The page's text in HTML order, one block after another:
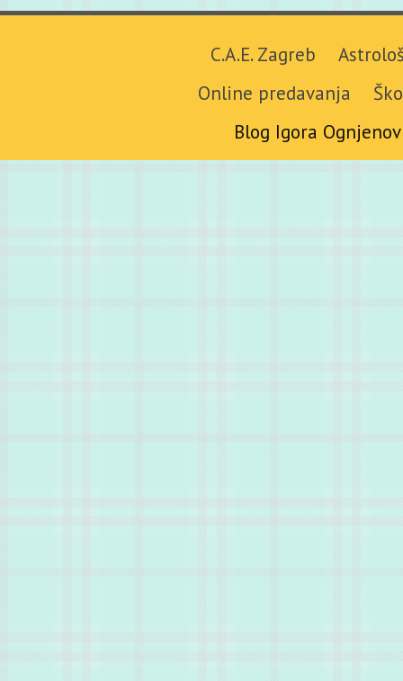
C.A.E. Zagreb
Online predavanja
Blog Igora